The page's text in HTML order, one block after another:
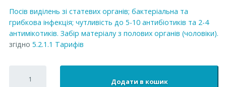
Посів виділень зі статевих органів; бактеріальна та
грибкова інфекція; чутливість до 5-10 антибіотиків та 2-4
антимікотиків. Забір матеріалу з полових органів (чоловіки).
згідно 5.2.1.1 Тарифів
виділень
Додати в кошик